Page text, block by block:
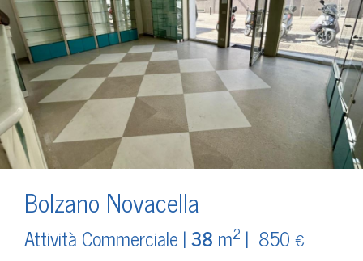
Bolzano Novacella
Attività Commerciale |38 m2 | 850 €